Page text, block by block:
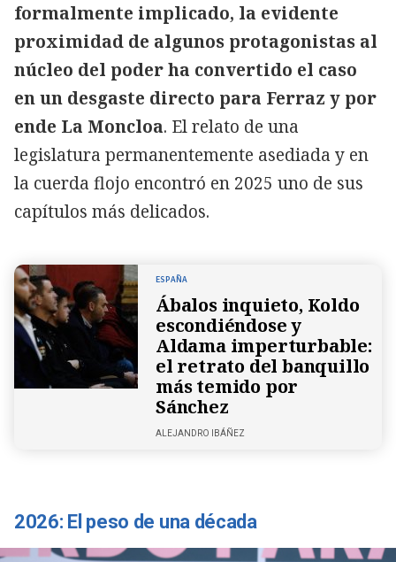
formalmente implicado, la evidente
proximidad de algunos protagonistas al
núcleo del poder ha convertido el caso
en un desgaste directo para Ferraz y por
ende La Moncloa. El relato de una
legislatura permanentemente asediada y en
la cuerda flojo encontró en 2025 uno de sus
capítulos más delicados.
ESPAÑA
Ábalos inquieto, Koldo
escondiéndose y
Aldama imperturbable:
el retrato del banquillo
más temido por
Sánchez
ALEJANDRO IBÁÑEZ
2026: El peso de una década